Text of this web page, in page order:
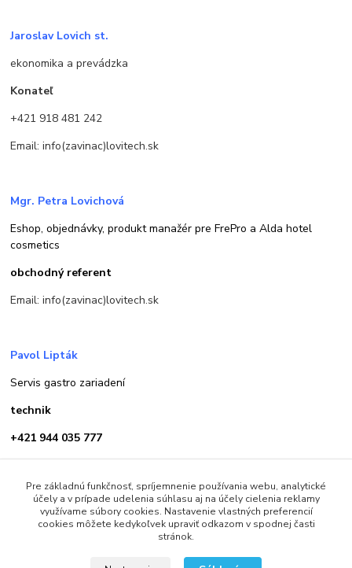
Jaroslav Lovich st.
ekonomika a prevádzka
Konateľ
+421 918 481 242
Email: info(zavinac)lovitech.sk
Mgr. Petra Lovichová
Eshop, objednávky, produkt manažér pre FrePro a Alda hotel
cosmetics
obchodný referent
Email: info(zavinac)lovitech.sk
Pavol Lipták
Servis gastro zariadení
technik
+421 944 035 777
Pre základnú funkčnosť, spríjemnenie používania webu, analytické
účely a v prípade udelenia súhlasu aj na účely cielenia reklamy
využívame súbory cookies. Nastavenie vlastných preferencií
cookies môžete kedykoľvek upraviť odkazom v spodnej časti
stránok.